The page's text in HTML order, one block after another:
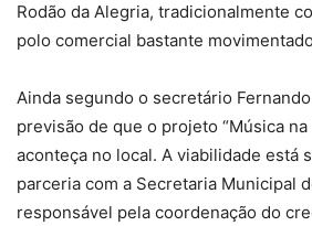
Rodão da Alegria, tradicionalmente
polo comercial bastante
Ainda segundo o secretário
previsão de que o projeto “Música na
aconteça no local. A viabilidade está
parceria com a Secretaria Municipal
responsável pela coordenação do